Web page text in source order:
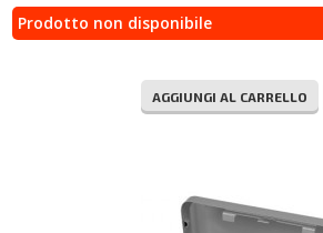
Prodotto non disponibile
AGGIUNGI AL CARRELLO